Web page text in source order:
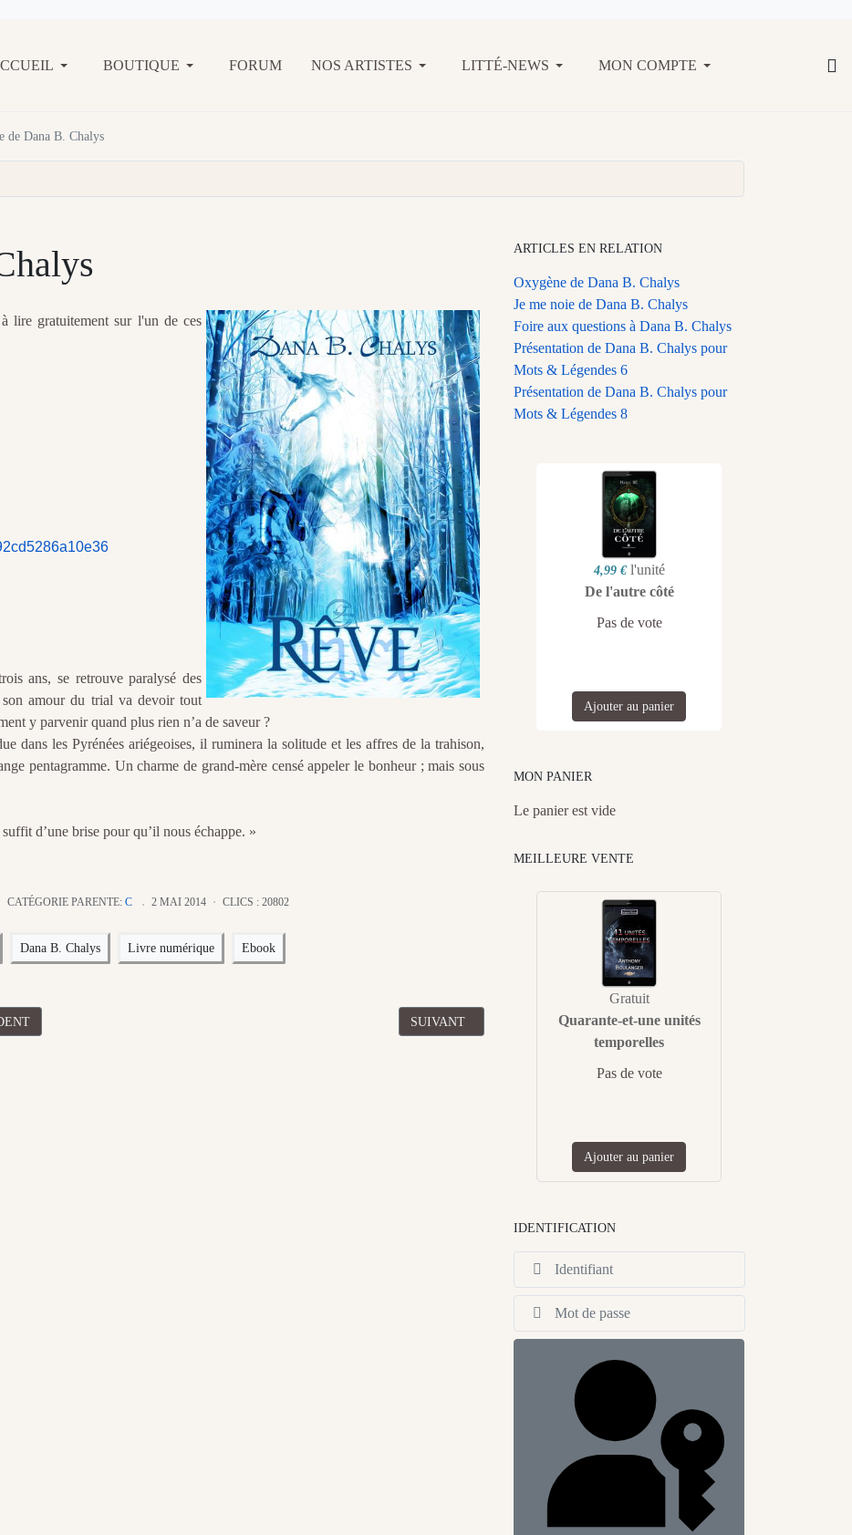
BOUTIQUE FORUM NOS ARTISTES LITTÉ-NEWS MON COMPTE
de Dana B. Chalys
lire gratuitement sur l'un de ces
ans, se retrouve paralysé des
amour du trial va devoir tout
y parvenir quand plus rien n’a de saveur ?
dans les Pyrénées ariégeoises, il ruminera la solitude et les affres de la trahison,
pentagramme. Un charme de grand-mère censé appeler le bonheur ; mais sous
d’une brise pour qu’il nous échappe. »
CATÉGORIE PARENTE: C 2 MAI 2014 CLICS : 20802
Dana B. Chalys Livre numérique Ebook
PRÉCÉDENT : EN MANQUE D'AIR DE DANA B. CHALYS ARTICLE SUIVANT : OXYGÈNE DE DANA B. CHALYS
SUIVANT
ARTICLES EN RELATION
Oxygène de Dana B. Chalys
Je me noie de Dana B. Chalys
Foire aux questions à Dana B. Chalys
Présentation de Dana B. Chalys pour
Mots & Légendes 6
Présentation de Dana B. Chalys pour
Mots & Légendes 8
4,99 € l'unité
De l'autre côté
Pas de vote
Ajouter au panier
MON PANIER
Le panier est vide
MEILLEURE VENTE
Gratuit
Quarante-et-une unités
temporelles
Pas de vote
Ajouter au panier
IDENTIFICATION